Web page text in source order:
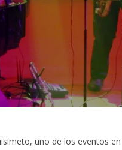
uno de los eventos